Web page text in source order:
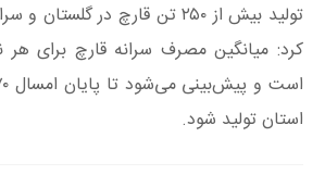
تولید بیش از ۲۵۰ تن قارچ در
استان تولید شود.